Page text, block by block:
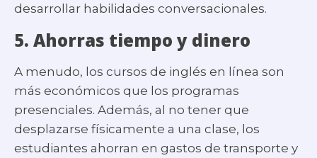
desarrollar habilidades conversacionales.
5. Ahorras tiempo y dinero
A menudo, los cursos de inglés en línea son
más económicos que los programas
presenciales. Además, al no tener que
desplazarse físicamente a una clase, los
estudiantes ahorran en gastos de transporte y